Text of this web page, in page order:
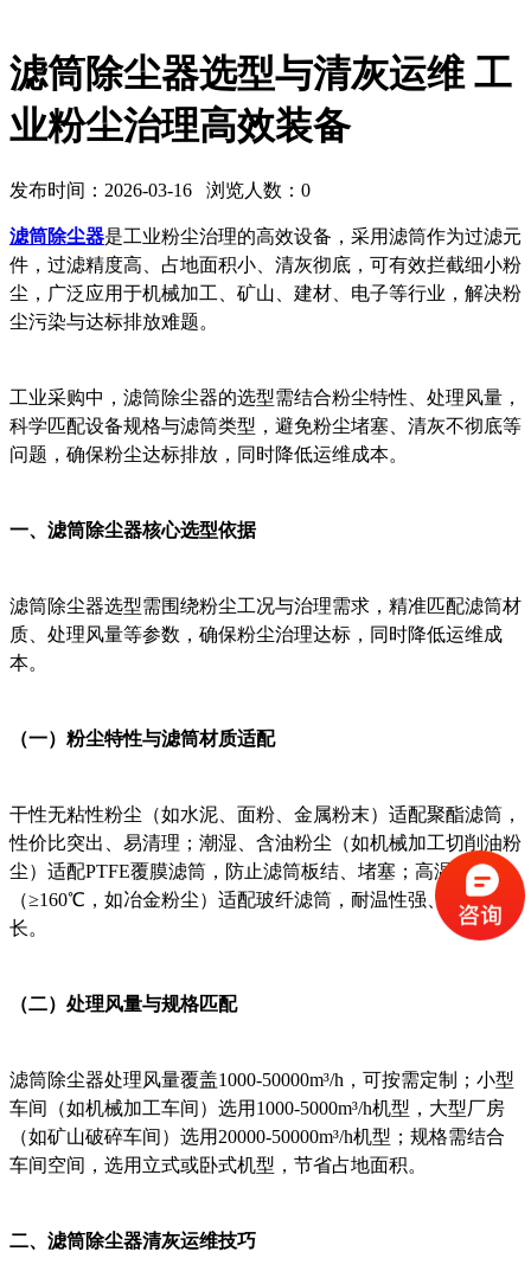
滤筒除尘器选型与清灰运维 工
业粉尘治理高效装备
发布时间：2026-03-16 浏览人数： 0
滤筒除尘器是工业粉尘治理的高效设备，采用滤筒作为过滤元
件，过滤精度高、占地面积小、清灰彻底，可有效拦截细小粉
尘，广泛应用于机械加工、矿山、建材、电子等行业，解决粉
尘污染与达标排放难题。
工业采购中，滤筒除尘器的选型需结合粉尘特性、处理风量，
科学匹配设备规格与滤筒类型，避免粉尘堵塞、清灰不彻底等
问题，确保粉尘达标排放，同时降低运维成本。
一、滤筒除尘器核心选型依据
滤筒除尘器选型需围绕粉尘工况与治理需求，精准匹配滤筒材
质、处理风量等参数，确保粉尘治理达标，同时降低运维成
本。
（一）粉尘特性与滤筒材质适配
干性无粘性粉尘（如水泥、面粉、金属粉末）适配聚酯滤筒，
性价比突出、易清理；潮湿、含油粉尘（如机械加工切削油粉
尘）适配PTFE覆膜滤筒，防止滤筒板结、堵塞；高温粉尘
（≥160℃，如冶金粉尘）适配玻纤滤筒，耐温性强、使用寿命
长。
（二）处理风量与规格匹配
滤筒除尘器处理风量覆盖1000-50000m³/h，可按需定制；小型
车间（如机械加工车间）选用1000-5000m³/h机型，大型厂房
（如矿山破碎车间）选用20000-50000m³/h机型；规格需结合
车间空间，选用立式或卧式机型，节省占地面积。
二、滤筒除尘器清灰运维技巧